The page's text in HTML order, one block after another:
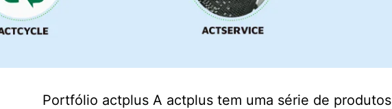
Portfólio actplus A actplus tem uma série de produtos